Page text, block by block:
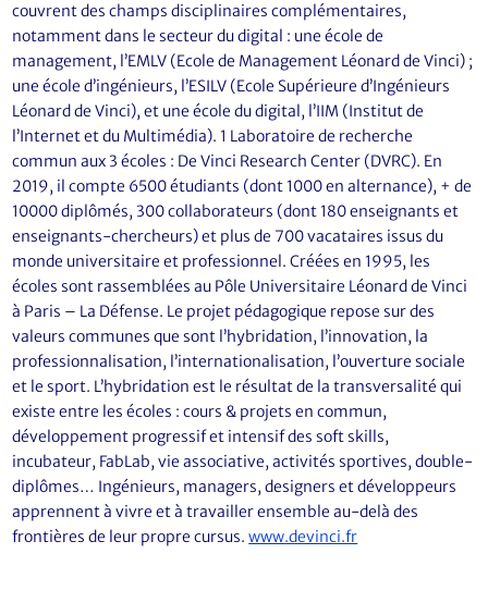
couvrent des champs disciplinaires complémentaires,
notamment dans le secteur du digital : une école de
management, l’EMLV (Ecole de Management Léonard de Vinci) ;
une école d’ingénieurs, l’ESILV (Ecole Supérieure d’Ingénieurs
Léonard de Vinci), et une école du digital, l’IIM (Institut de
l’Internet et du Multimédia). 1 Laboratoire de recherche
commun aux 3 écoles : De Vinci Research Center (DVRC). En
2019, il compte 6500 étudiants (dont 1000 en alternance), + de
10000 diplômés, 300 collaborateurs (dont 180 enseignants et
enseignants-chercheurs) et plus de 700 vacataires issus du
monde universitaire et professionnel. Créées en 1995, les
écoles sont rassemblées au Pôle Universitaire Léonard de Vinci
à Paris – La Défense. Le projet pédagogique repose sur des
valeurs communes que sont l’hybridation, l’innovation, la
professionnalisation, l’internationalisation, l’ouverture sociale
et le sport. L’hybridation est le résultat de la transversalité qui
existe entre les écoles : cours & projets en commun,
développement progressif et intensif des soft skills,
incubateur, FabLab, vie associative, activités sportives, double-
diplômes… Ingénieurs, managers, designers et développeurs
apprennent à vivre et à travailler ensemble au-delà des
frontières de leur propre cursus.www.devinci.fr